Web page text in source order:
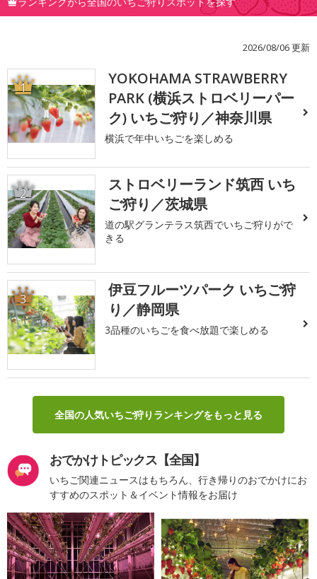
2026/08/06 更新
1
YOKOHAMA STRAWBERRY
PARK (横浜ストロベリーパー
ク) いちご狩り／神奈川県
横浜で年中いちごを楽しめる
2
ストロベリーランド筑西 いち
ご狩り／茨城県
道の駅グランテラス筑西でいちご狩りがで
きる
3
伊豆フルーツパーク いちご狩
り／静岡県
3品種のいちごを食べ放題で楽しめる
全国の人気いちご狩りランキングをもっと見る
おでかけトピックス【全国】
いちご関連ニュースはもちろん、行き帰りのおでかけにお
すすめのスポット＆イベント情報をお届け